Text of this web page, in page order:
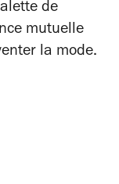
de
mutuelle
la mode.